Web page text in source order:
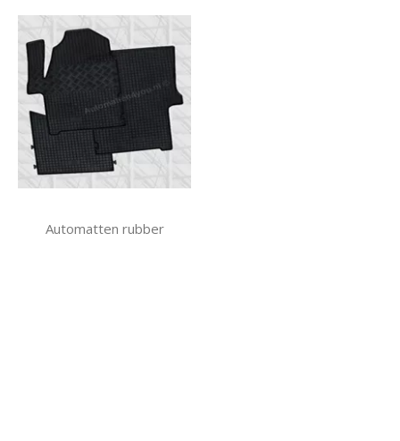
Automatten rubber